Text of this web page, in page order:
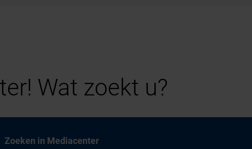
Wat zoekt u?
Zoeken in Mediacenter